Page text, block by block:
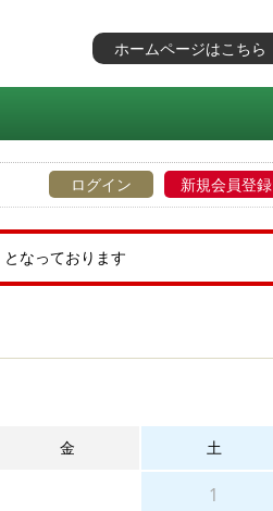
ホームページはこちら
新規会員登録
ログイン
なっております
金 土
1